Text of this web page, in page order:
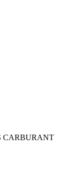
CARBURANT